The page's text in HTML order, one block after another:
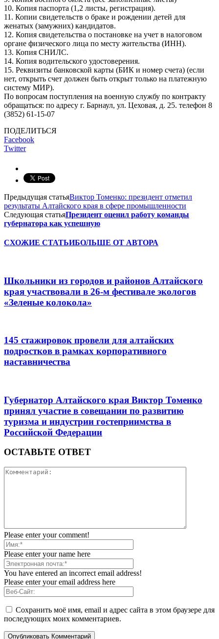
10. Копия паспорта (1,2 листы, регистрация).
11. Копии свидетельств о браке и рождении детей для
женатых (замужних) кандидатов.
12. Копия свидетельства о постановке на учет в налоговом
органе физического лица по месту жительства (ИНН).
13. Копия СНИЛС.
14. Копия водительского удостоверения.
15. Реквизиты банковской карты (БИК и номер счета) (если
нет, открыть счет должен быть открыт только на платежную
систему МИР).
По вопросам поступления на военную службу по контракту
обращаться: по адресу г. Барнаул, ул. Цеховая, д. 25. телефон 8
(3852) 61-15-07
ПОДЕЛИТЬСЯ
Facebook
Twitter
Предыдущая статьяВиктор Томенко: президент отметил
результаты Алтайского края в сфере промышленности
Следующая статьяПрезидент оценил работу команды
губернатора как успешную
СХОЖИЕ СТАТЬИБОЛЬШЕ ОТ АВТОРА
Школьники из городов и районов Алтайского
края участвовали в 26-м фестивале экологов
«Зеленые колокола»
145 стажировок провели для алтайских
подростков в рамках корпоративного
наставничества
Губернатор Алтайского края Виктор Томенко
принял участие в совещании по развитию
туризма и индустрии гостеприимства в
Российской Федерации
ОСТАВЬТЕ ОТВЕТ
Please enter your comment!
Please enter your name here
You have entered an incorrect email address!
Please enter your email address here
Сохранить моё имя, email и адрес сайта в этом браузере для
последующих моих комментариев.